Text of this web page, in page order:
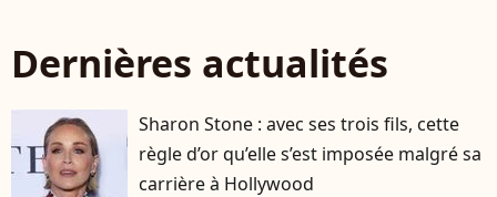
Dernières actualités
Sharon Stone : avec ses trois fils, cette
règle d’or qu’elle s’est imposée malgré sa
carrière à Hollywood